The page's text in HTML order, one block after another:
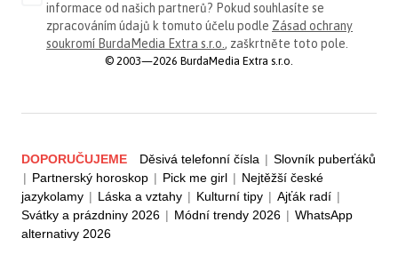
informace od našich partnerů? Pokud souhlasíte se
zpracováním údajů k tomuto účelu podle Zásad ochrany
soukromí BurdaMedia Extra s.r.o., zaškrtněte toto pole.
© 2003—2026 BurdaMedia Extra s.r.o.
DOPORUČUJEME Děsivá telefonní čísla | Slovník puberťáků
| Partnerský horoskop | Pick me girl | Nejtěžší české
jazykolamy | Láska a vztahy | Kulturní tipy | Ajťák radí |
Svátky a prázdniny 2026 | Módní trendy 2026 | WhatsApp
alternativy 2026